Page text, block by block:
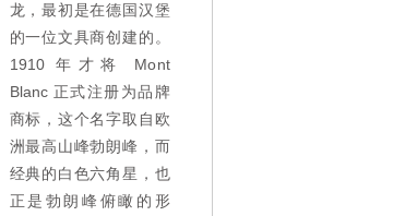
龙，最初是在德国汉堡
的一位文具商创建的。
1910 年才将 Mont
Blanc 正式注册为品牌
商标，这个名字取自欧
洲最高山峰勃朗峰，而
经典的白色六角星，也
正是勃朗峰俯瞰的形